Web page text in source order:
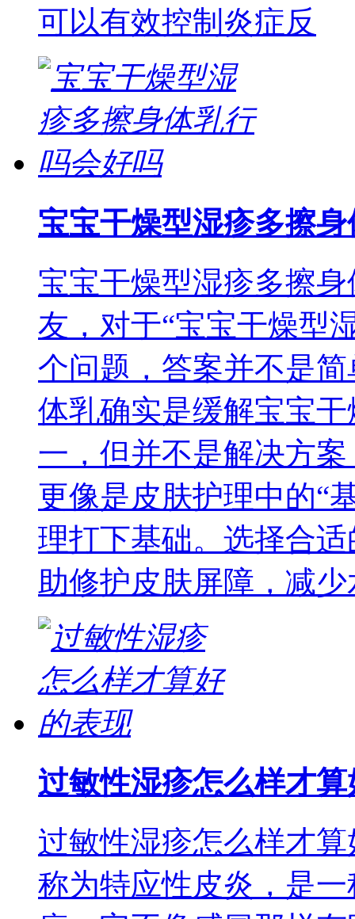
可以有效控制炎症反
宝宝干燥型湿疹多擦
宝宝干燥型湿疹多擦
友，对于“宝宝干燥型
个问题，答案并不是简
体乳确实是缓解宝宝
一，但并不是解决方
更像是皮肤护理中的“
理打下基础。选择合
助修护皮肤屏障，减
过敏性湿疹怎么样才
过敏性湿疹怎么样才
称为特应性皮炎，是